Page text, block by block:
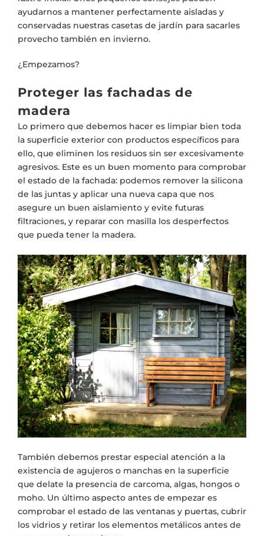
ayudarnos a mantener perfectamente aisladas y
conservadas nuestras casetas de jardín para sacarles
provecho también en invierno.
¿Empezamos?
Proteger las fachadas de
madera
Lo primero que debemos hacer es limpiar bien toda
la superficie exterior con productos específicos para
ello, que eliminen los residuos sin ser excesivamente
agresivos. Este es un buen momento para comprobar
el estado de la fachada: podemos remover la silicona
de las juntas y aplicar una nueva capa que nos
asegure un buen aislamiento y evite futuras
filtraciones, y reparar con masilla los desperfectos
que pueda tener la madera.
También debemos prestar especial atención a la
existencia de agujeros o manchas en la superficie
que delate la presencia de carcoma, algas, hongos o
moho. Un último aspecto antes de empezar es
comprobar el estado de las ventanas y puertas, cubrir
los vidrios y retirar los elementos metálicos antes de